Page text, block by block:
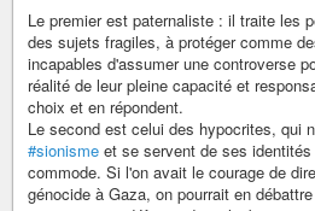
Le premier est paternaliste : il traite les
des sujets fragiles, à protéger comme
incapables d'assumer une controverse
réalité de leur pleine capacité et
choix et en répondent.
Le second est celui des hypocrites, qui
#sionisme et se servent de ses
commode. Si l'on avait le courage de
génocide à Gaza, on pourrait en